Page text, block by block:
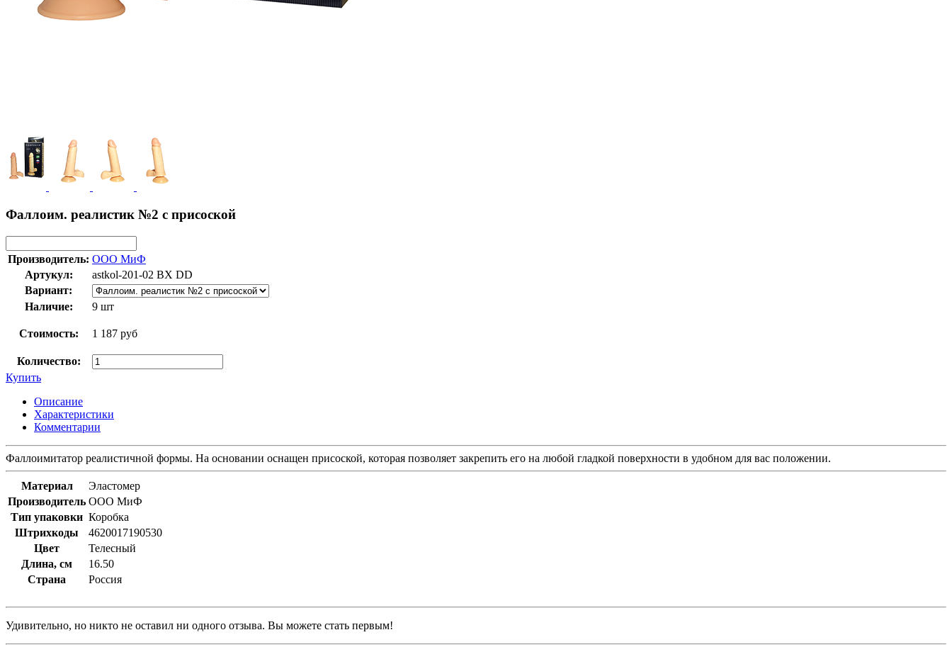
Фаллоим. реалистик №2 с присоской
Производитель: ООО МиФ
Артукул:
astkol-201-02 BX DD
Вариант:
Наличие:
9 шт
Стоимость: 1 187 руб
Количество:
Купить
Описание
Характеристики
Комментарии
Фаллоимитатор реалистичной формы. На основании оснащен присоской, которая позволяет закрепить его на любой гладкой поверхности в удобном для вас положении.
Материал
Эластомер
Производитель ООО МиФ
Тип упаковки Коробка
Штрихкоды
4620017190530
Цвет
Телесный
Длина, см
16.50
Страна
Россия
Удивительно, но никто не оставил ни одного отзыва. Вы можете стать первым!